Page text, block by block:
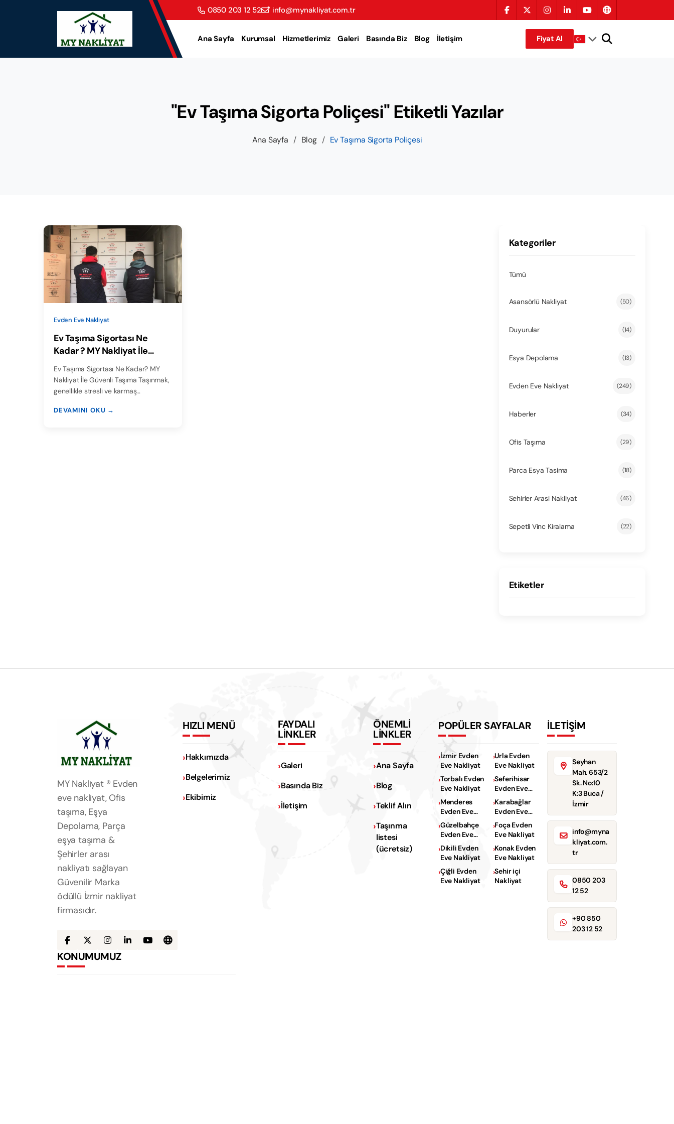
0850 203 12 52 info@mynakliyat.com.tr
Ana Sayfa Kurumsal Hizmetlerimiz Galeri Basında Biz Blog İletişim Fiyat Al
"Ev Taşıma Sigorta Poliçesi" Etiketli Yazılar
Ana Sayfa / Blog / Ev Taşıma Sigorta Poliçesi
Evden Eve Nakliyat
Ev Taşıma Sigortası Ne
Kadar ? MY Nakliyat İle
Öğrenin
Ev Taşıma Sigortası Ne Kadar? MY
Nakliyat İle Güvenli Taşıma Taşınmak,
genellikle stresli ve karmaş…
DEVAMINI OKU →
Kategoriler
Tümü
Asansörlü Nakliyat (50)
Duyurular (14)
Esya Depolama (13)
Evden Eve Nakliyat (249)
Haberler (34)
Ofis Taşıma (29)
Parca Esya Tasima (18)
Sehirler Arasi Nakliyat (46)
Sepetli Vinc Kiralama (22)
Etiketler
MY Nakliyat ® Evden
eve nakliyat, Ofis
taşıma, Eşya
Depolama, Parça
eşya taşıma &
Şehirler arası
nakliyatı sağlayan
Güvenilir Marka
ödüllü İzmir nakliyat
firmasıdır.
HIZLI MENÜ
Hakkımızda
Belgelerimiz
Ekibimiz
FAYDALI
LİNKLER
Galeri
Basında Biz
İletişim
ÖNEMLİ
LİNKLER
Ana Sayfa
Blog
Teklif Alın
Taşınma
listesi
(ücretsiz)
POPÜLER SAYFALAR
İzmir Evden
Eve Nakliyat
Urla Evden
Eve Nakliyat
Torbalı Evden
Eve Nakliyat
Seferihisar
Evden Eve
Nakliyat
Menderes
Evden Eve
Nakliyat
Karabağlar
Evden Eve
Nakliyat
Güzelbahçe
Evden Eve
Nakliyat
Foça Evden
Eve Nakliyat
Dikili Evden
Eve Nakliyat
Konak Evden
Eve Nakliyat
Çiğli Evden
Eve Nakliyat
Sehir içi
Nakliyat
İLETİŞİM
Seyhan
Mah. 653/2
Sk. No:10
K:3 Buca /
İzmir
info@myna
kliyat.com.
tr
0850 203
12 52
+90 850
203 12 52
KONUMUMUZ